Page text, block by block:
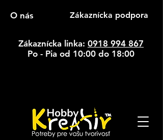
O nás Zákaznícka podpora
Zákaznícka linka: 0918 994 867
Po - Pia od 10:00 do 18:00